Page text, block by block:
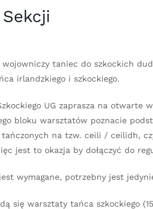
taniec do szkockich
irlandzkiego i szkockiego.
UG zaprasza na
bloku warsztatów poznacie
na tzw. ceili / ceilidh,
jest to okazja by dołączyć do
wymagane, potrzebny jest
się warsztaty tańca szkockiego